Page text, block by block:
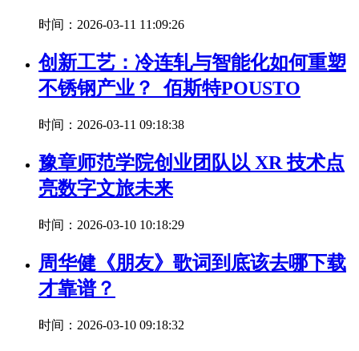
时间：2026-03-11 11:09:26
创新工艺：冷连轧与智能化如何重塑
不锈钢产业？_佰斯特POUSTO
时间：2026-03-11 09:18:38
豫章师范学院创业团队以 XR 技术点
亮数字文旅未来
时间：2026-03-10 10:18:29
周华健《朋友》歌词到底该去哪下载
才靠谱？
时间：2026-03-10 09:18:32